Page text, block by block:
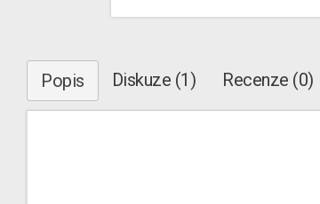
Popis Diskuze (1) Recenze (0)